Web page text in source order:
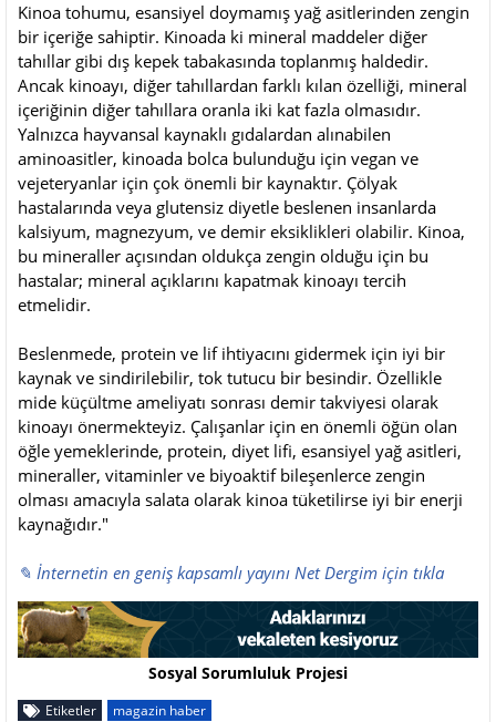
Kinoa tohumu, esansiyel doymamış yağ asitlerinden zengin
bir içeriğe sahiptir. Kinoada ki mineral maddeler diğer
tahıllar gibi dış kepek tabakasında toplanmış haldedir.
Ancak kinoayı, diğer tahıllardan farklı kılan özelliği, mineral
içeriğinin diğer tahıllara oranla iki kat fazla olmasıdır.
Yalnızca hayvansal kaynaklı gıdalardan alınabilen
aminoasitler, kinoada bolca bulunduğu için vegan ve
vejeteryanlar için çok önemli bir kaynaktır. Çölyak
hastalarında veya glutensiz diyetle beslenen insanlarda
kalsiyum, magnezyum, ve demir eksiklikleri olabilir. Kinoa,
bu mineraller açısından oldukça zengin olduğu için bu
hastalar; mineral açıklarını kapatmak kinoayı tercih
etmelidir.
Beslenmede, protein ve lif ihtiyacını gidermek için iyi bir
kaynak ve sindirilebilir, tok tutucu bir besindir. Özellikle
mide küçültme ameliyatı sonrası demir takviyesi olarak
kinoayı önermekteyiz. Çalışanlar için en önemli öğün olan
öğle yemeklerinde, protein, diyet lifi, esansiyel yağ asitleri,
mineraller, vitaminler ve biyoaktif bileşenlerce zengin
olması amacıyla salata olarak kinoa tüketilirse iyi bir enerji
kaynağıdır."
✎ İnternetin en geniş kapsamlı yayını Net Dergim için tıkla
Sosyal Sorumluluk Projesi
Etiketler magazin haber